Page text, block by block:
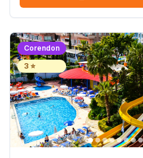
Corendon
3 ⭐